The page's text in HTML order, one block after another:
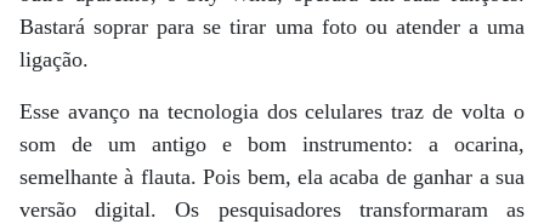
Bastará soprar para se tirar uma foto ou atender a uma
ligação.
Esse avanço na tecnologia dos celulares traz de volta o
som de um antigo e bom instrumento: a ocarina,
semelhante à flauta. Pois bem, ela acaba de ganhar a sua
versão digital. Os pesquisadores transformaram as